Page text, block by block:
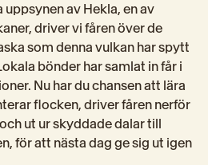
av Hekla, en av
driver vi fåren över de
som denna vulkan har spytt
bönder har samlat in får i
Nu har du chansen att lära
flocken, driver fåren nerför
ut ur skyddade dalar till
för att nästa dag ge sig ut igen